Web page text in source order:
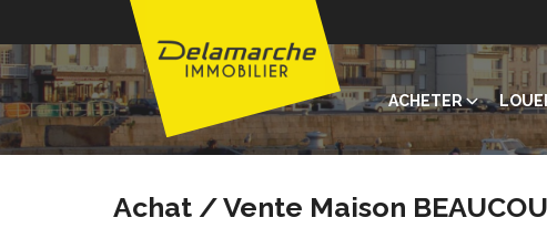
ACHETER
Achat / Vente Maison